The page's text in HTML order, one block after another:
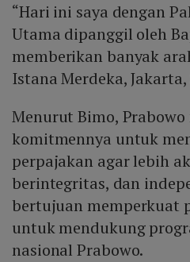
“Hari ini saya dengan
Utama dipanggil oleh
memberikan banyak
Istana Merdeka, Jakarta,
Menurut Bimo, Prabowo
komitmennya untuk
perpajakan agar lebih
berintegritas, dan
bertujuan memperkuat
untuk mendukung
nasional Prabowo.